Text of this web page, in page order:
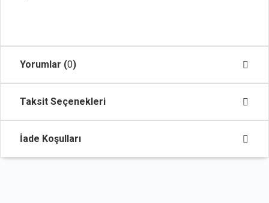
Yorumlar (0)
Taksit Seçenekleri
İade Koşulları